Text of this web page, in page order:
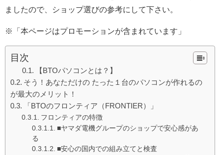
ましたので、ショップ選びの参考にして下さい。
※「本ページはプロモーションが含まれています」
目次
【BTOパソコンとは？】
そう！あなただけの たった１台のパソコンが作れるの
が最大のメリット！
「BTOのフロンティア（FRONTIER）」
フロンティアの特徴
■ヤマダ電機グループのショップで安心感があ
る
■安心の国内での組み立てと検査